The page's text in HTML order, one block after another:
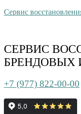
Сервис
СЕРВИС
БРЕНДОВЫХ
+7 (977) 822-00-00